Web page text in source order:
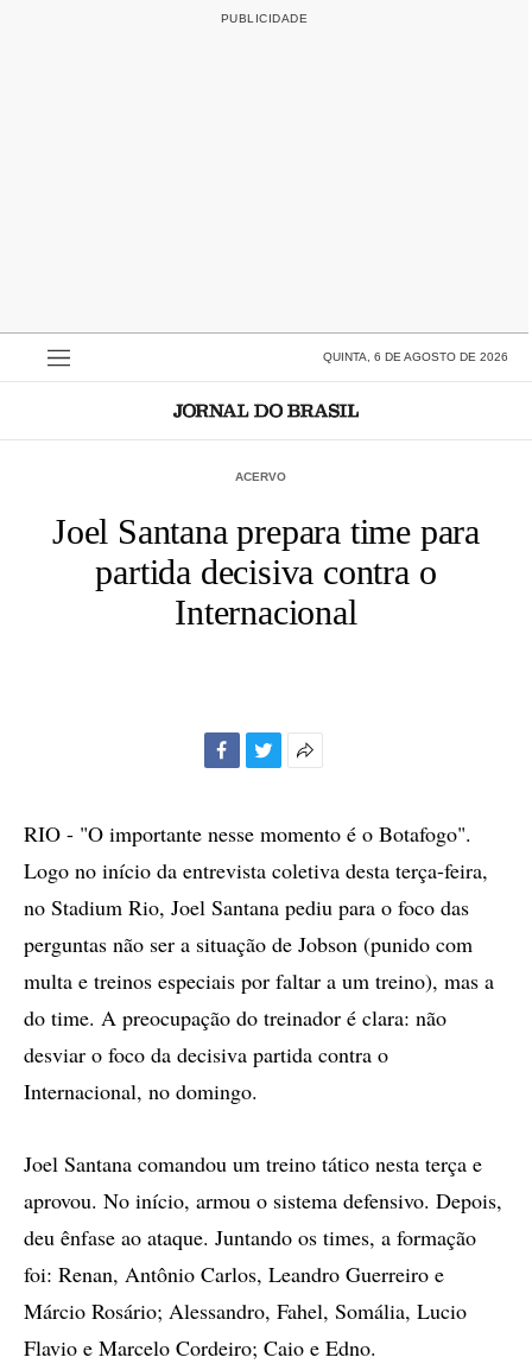
QUINTA, 6 DE AGOSTO DE 2026
ACERVO
Joel Santana prepara time para
partida decisiva contra o
Internacional
compartilhamento
RIO - "O importante nesse momento é o Botafogo".
Logo no início da entrevista coletiva desta terça-feira,
no Stadium Rio, Joel Santana pediu para o foco das
perguntas não ser a situação de Jobson (punido com
multa e treinos especiais por faltar a um treino), mas a
do time. A preocupação do treinador é clara: não
desviar o foco da decisiva partida contra o
Internacional, no domingo.
Joel Santana comandou um treino tático nesta terça e
aprovou. No início, armou o sistema defensivo. Depois,
deu ênfase ao ataque. Juntando os times, a formação
foi: Renan, Antônio Carlos, Leandro Guerreiro e
Márcio Rosário; Alessandro, Fahel, Somália, Lucio
Flavio e Marcelo Cordeiro; Caio e Edno.